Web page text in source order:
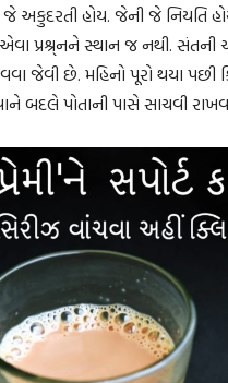
અકુદરતી હોય. જેની જે નિયતિ
એવા પ્રશ્ર્નને સ્થાન જ નથી.
જેવી છે. મહિનો પૂરો થયા પછી
બદલે પોતાની પાસે સાચવી